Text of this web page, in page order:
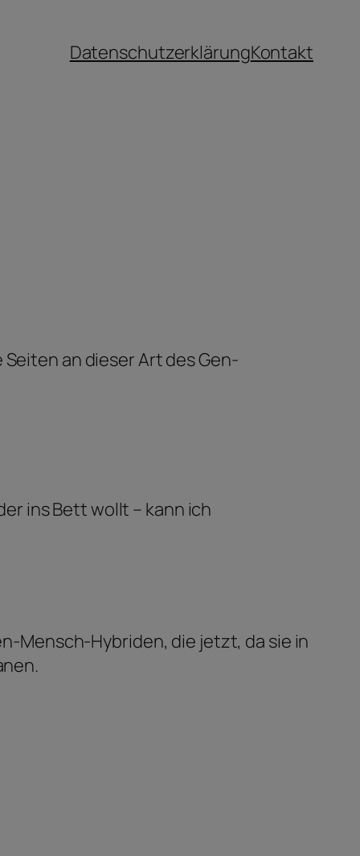
DatenschutzerklärungKontakt
an dieser Art des Gen-
ins Bett wollt – kann ich
Mensch-Hybriden, die jetzt, da sie in